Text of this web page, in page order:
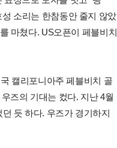
소리는 한참동안 줄지 않았
마쳤다. US오픈이 페블비치
캘리포니아주 페블비치 골
즈의 기대는 컸다. 지난 4월
듯 하다. 우즈가 경기하지